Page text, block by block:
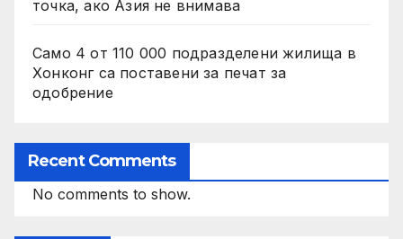
точка, ако Азия не внимава
Само 4 от 110 000 подразделени жилища в
Хонконг са поставени за печат за
одобрение
Recent Comments
No comments to show.